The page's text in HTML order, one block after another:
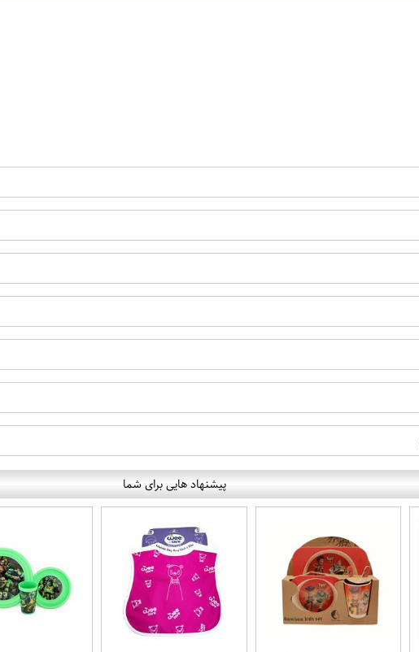
پیشنهاد هایی برای شما